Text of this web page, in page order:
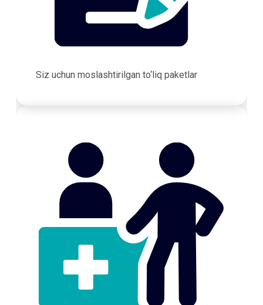
Siz uchun moslashtirilgan to‘liq paketlar